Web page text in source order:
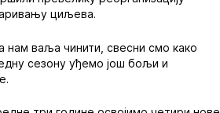
циљева.
ваља чинити, свесни смо како
сезону уђемо још бољи и